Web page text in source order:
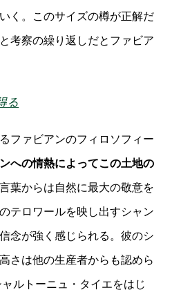
く。このサイズの樽が正解だ
考察の繰り返しだとファビア
る
ファビアンのフィロソフィー
への情熱によってこの土地の
葉からは自然に最大の敬意を
テロワールを映し出すシャン
念が強く感じられる。彼のシ
さは他の生産者からも認めら
ルトーニュ・タイエをはじ